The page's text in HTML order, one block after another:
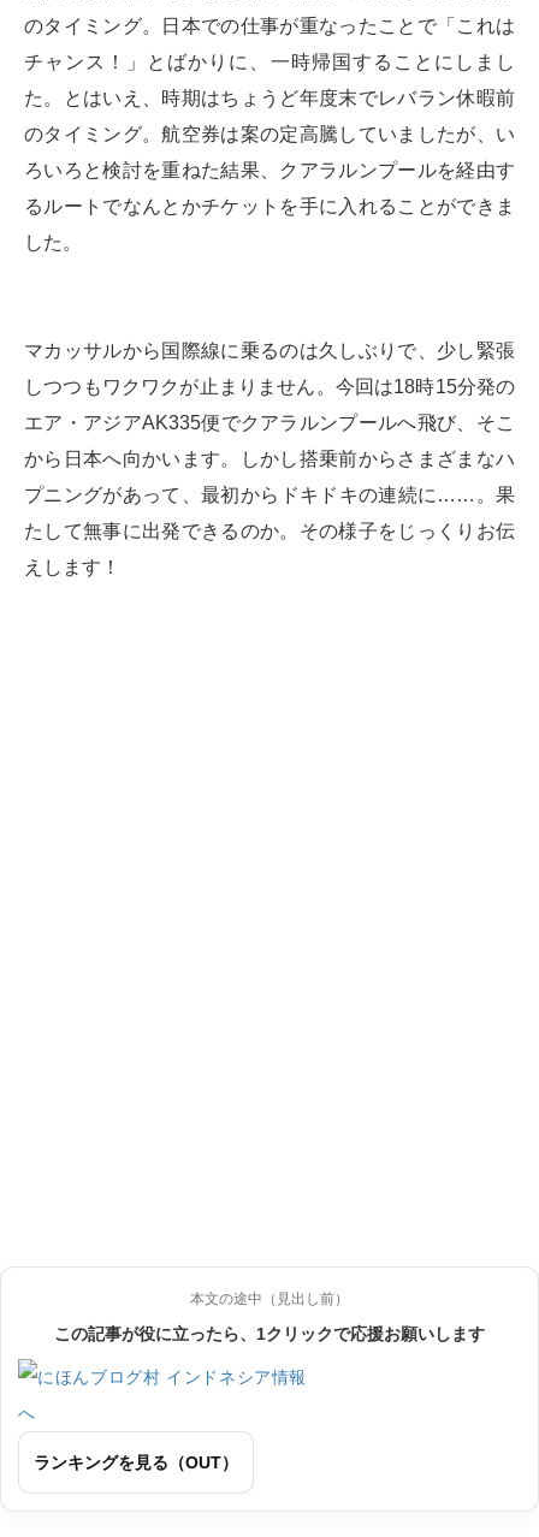
のタイミング。日本での仕事が重なったことで「これは
チャンス！」とばかりに、一時帰国することにしまし
た。とはいえ、時期はちょうど年度末でレバラン休暇前
のタイミング。航空券は案の定高騰していましたが、い
ろいろと検討を重ねた結果、クアラルンプールを経由す
るルートでなんとかチケットを手に入れることができま
した。
マカッサルから国際線に乗るのは久しぶりで、少し緊張
しつつもワクワクが止まりません。今回は18時15分発の
エア・アジアAK335便でクアラルンプールへ飛び、そこ
から日本へ向かいます。しかし搭乗前からさまざまなハ
プニングがあって、最初からドキドキの連続に……。果
たして無事に出発できるのか。その様子をじっくりお伝
えします！
本文の途中（見出し前）
この記事が役に立ったら、1クリックで応援お願いします
ランキングを見る（OUT）